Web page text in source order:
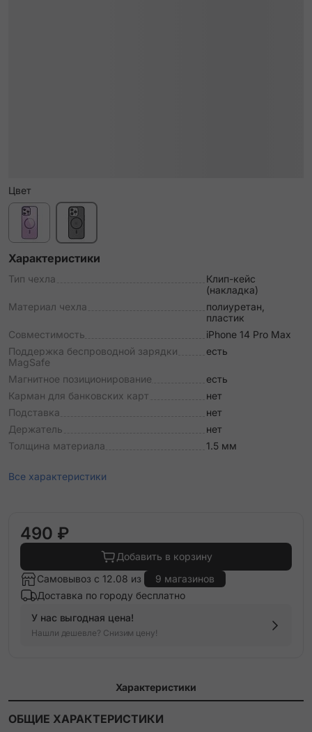
Цвет
Характеристики
Тип чехла
Клип-кейс
(накладка)
Материал чехла
полиуретан,
пластик
Совместимость
iPhone 14 Pro Max
Поддержка беспроводной зарядки
MagSafe
есть
Магнитное позиционирование
есть
Карман для банковских карт
нет
Подставка
нет
Держатель
нет
Толщина материала
1.5 мм
Все характеристики
490 ₽
Добавить в корзину
Самовывоз с 12.08 из
9 магазинов
Доставка по городу бесплатно
У нас выгодная цена!
Нашли дешевле? Снизим цену!
Характеристики
ОБЩИЕ ХАРАКТЕРИСТИКИ